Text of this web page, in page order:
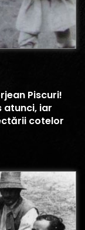
Piscuri!
atunci, iar
cotelor